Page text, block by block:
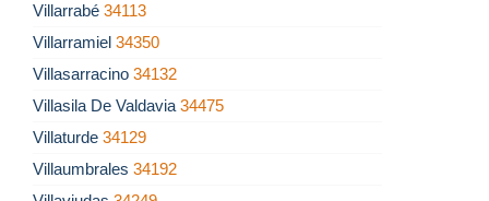
Villarrabé 34113
Villarramiel 34350
Villasarracino 34132
Villasila De Valdavia 34475
Villaturde 34129
Villaumbrales 34192